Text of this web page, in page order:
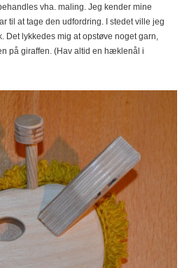
vha. maling. Jeg kender mine
til at tage den udfordring. I stedet ville jeg
Det lykkedes mig at opstøve noget garn,
på giraffen. (Hav altid en hæklenål i